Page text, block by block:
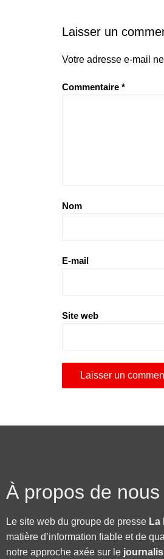
Laisser un
Votre adresse e-mail
Commentaire *
Nom
E-mail
Site web
À propos de nous
Le site web du groupe de presse La
matière d’information fiable et de
notre approche axée sur le